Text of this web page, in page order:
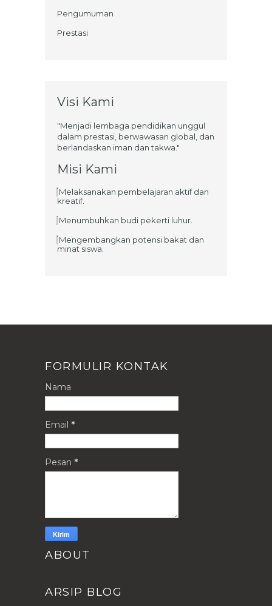
Pengumuman
Prestasi
Visi Kami
"Menjadi lembaga pendidikan unggul
dalam prestasi, berwawasan global, dan
berlandaskan iman dan takwa."
Misi Kami
Melaksanakan pembelajaran aktif dan
kreatif.
Menumbuhkan budi pekerti luhur.
Mengembangkan potensi bakat dan
minat siswa.
FORMULIR KONTAK
Nama
Email *
Pesan *
ABOUT
ARSIP BLOG